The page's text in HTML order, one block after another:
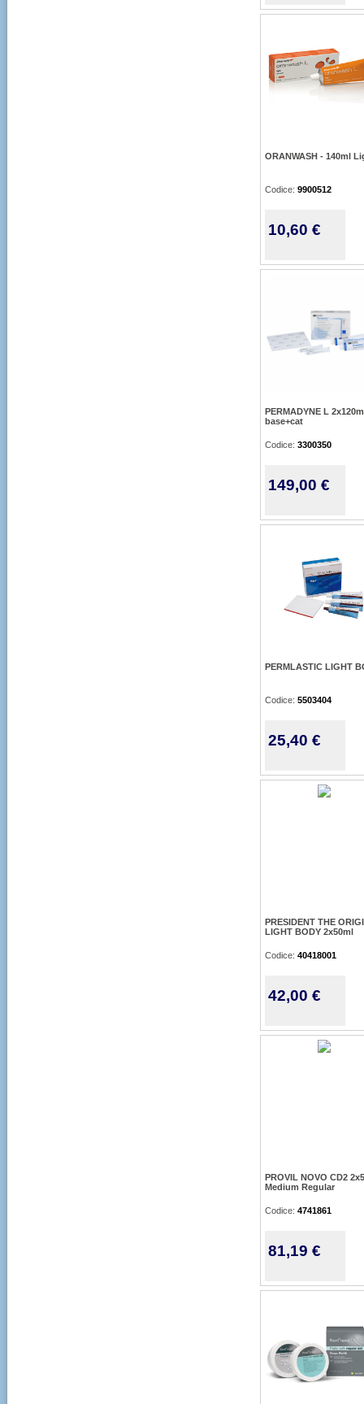
ORANWASH - 140ml
Codice: 9900512
10,60 €
PERMADYNE L
base+cat
Codice: 3300350
149,00 €
PERMLASTIC LIGHT
Codice: 5503404
25,40 €
PRESIDENT THE
LIGHT BODY 2x50ml
Codice: 40418001
42,00 €
PROVIL NOVO CD2
Medium Regular
Codice: 4741861
81,19 €